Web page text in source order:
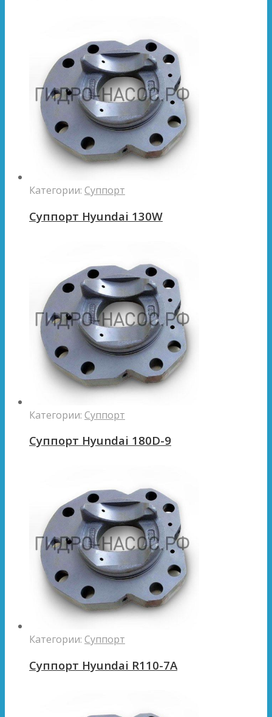
Категории: Суппорт
Суппорт Hyundai 130W
Категории: Суппорт
Суппорт Hyundai 180D-9
Категории: Суппорт
Суппорт Hyundai R110-7A